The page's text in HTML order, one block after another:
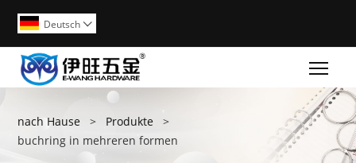
Deutsch 
nach Hause > Produkte
>
buchring in mehreren formen